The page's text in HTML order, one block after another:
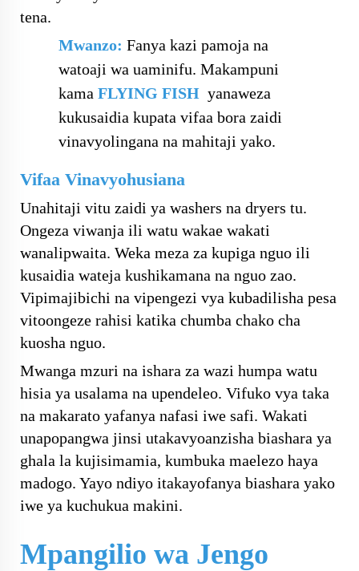
tena.
Mwanzo: Fanya kazi pamoja na
watoaji wa uaminifu. Makampuni
kama FLYING FISH yanaweza
kukusaidia kupata vifaa bora zaidi
vinavyolingana na mahitaji yako.
Vifaa Vinavyohusiana
Unahitaji vitu zaidi ya washers na dryers tu.
Ongeza viwanja ili watu wakae wakati
wanalipwaita. Weka meza za kupiga nguo ili
kusaidia wateja kushikamana na nguo zao.
Vipimajibichi na vipengezi vya kubadilisha pesa
vitoongeze rahisi katika chumba chako cha
kuosha nguo.
Mwanga mzuri na ishara za wazi humpa watu
hisia ya usalama na upendeleo. Vifuko vya taka
na makarato yafanya nafasi iwe safi. Wakati
unapopangwa jinsi utakavyoanzisha biashara ya
ghala la kujisimamia, kumbuka maelezo haya
madogo. Yayo ndiyo itakayofanya biashara yako
iwe ya kuchukua makini.
Mpangilio wa Jengo